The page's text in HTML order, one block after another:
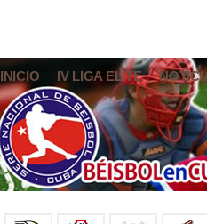
INICIO IV LIGA ELITE